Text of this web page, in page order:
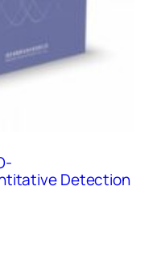
Detection